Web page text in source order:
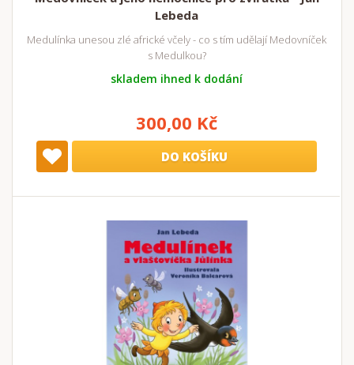
Lebeda
Medulínka unesou zlé africké včely - co s tím udělají Medovníček
s Medulkou?
skladem ihned k dodání
300,00 Kč
DO KOŠÍKU